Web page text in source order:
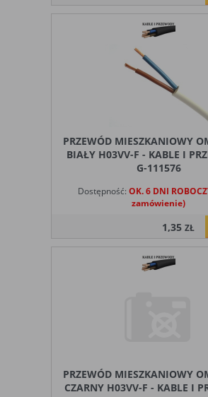
PRZEWÓD MIESZKANIOWY
BIAŁY H03VV-F - KABLE I
G-111576
Dostępność: OK. 6 DNI
zamówienie)
1,35ZŁ
PRZEWÓD MIESZKANIOWY
CZARNY H03VV-F - KABLE I